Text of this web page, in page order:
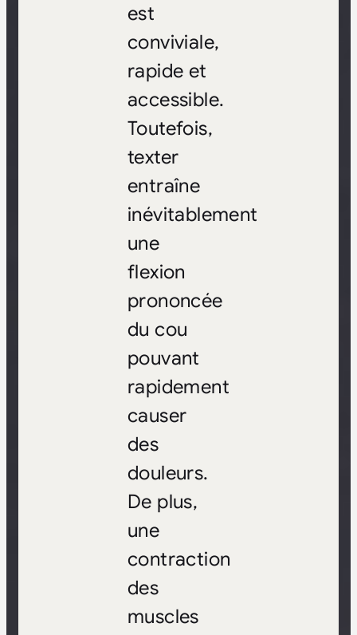
est
conviviale,
rapide et
accessible.
Toutefois,
texter
entraîne
inévitablement
une
flexion
prononcée
du cou
pouvant
rapidement
causer
des
douleurs.
De plus,
une
contraction
des
muscles